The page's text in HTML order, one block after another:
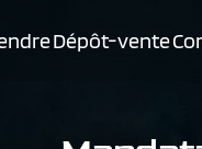
Dépôt-vente